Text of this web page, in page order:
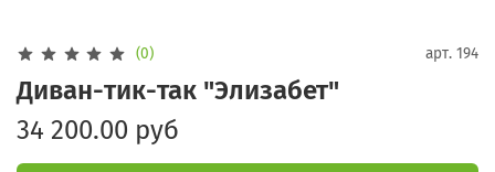
(0) арт. 194
Диван-тик-так "Элизабет"
34 200.00 руб